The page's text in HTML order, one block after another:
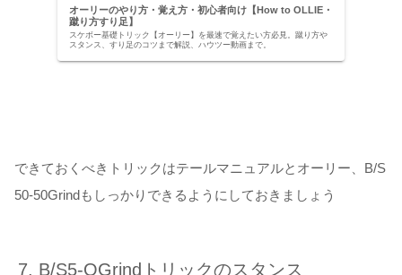
オーリーのやり方・覚え方・初心者向け【How to OLLIE・
蹴り方すり足】
スケボー基礎トリック【オーリー】を最速で覚えたい方必見。蹴り方や
スタンス、すり足のコツまで解説、ハウツー動画まで。
できておくべきトリックはテールマニュアルとオーリー、B/S
50-50Grindもしっかりできるようにしておきましょう
B/S5-OGrindトリックのスタンス